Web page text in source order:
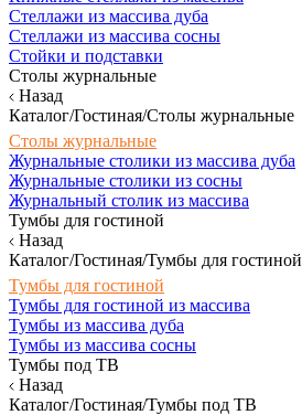
Стеллажи из массива дуба
Стеллажи из массива сосны
Стойки и подставки
Столы журнальные
Назад
Каталог/Гостиная/Столы журнальные
Столы журнальные
Журнальные столики из массива дуба
Журнальные столики из сосны
Журнальный столик из массива
Тумбы для гостиной
Назад
Каталог/Гостиная/Тумбы для гостиной
Тумбы для гостиной
Тумбы для гостиной из массива
Тумбы из массива дуба
Тумбы из массива сосны
Тумбы под ТВ
Назад
Каталог/Гостиная/Тумбы под ТВ